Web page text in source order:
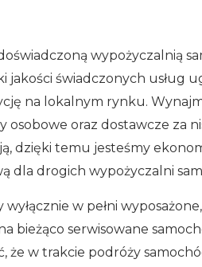
wypożyczalnią
jakości świadczonych usług
na lokalnym rynku.
osobowe oraz dostawcze za
dzięki temu jesteśmy
dla drogich wypożyczalni
w pełni
na bieżąco serwisowane
że w trakcie podróży